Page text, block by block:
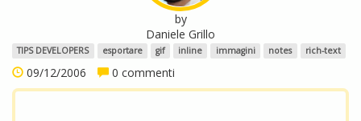
by
Daniele Grillo
TIPS DEVELOPERS esportare gif inline immagini notes rich-text
09/12/2006 0 commenti